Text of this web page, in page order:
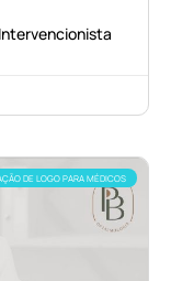
DE LOGO PARA MÉDICOS